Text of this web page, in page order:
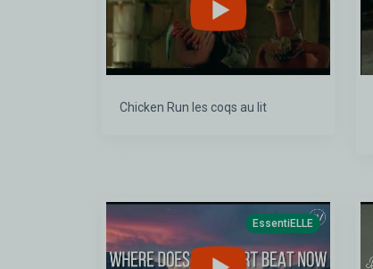
Chicken Run les coqs au lit
EssentiELLE